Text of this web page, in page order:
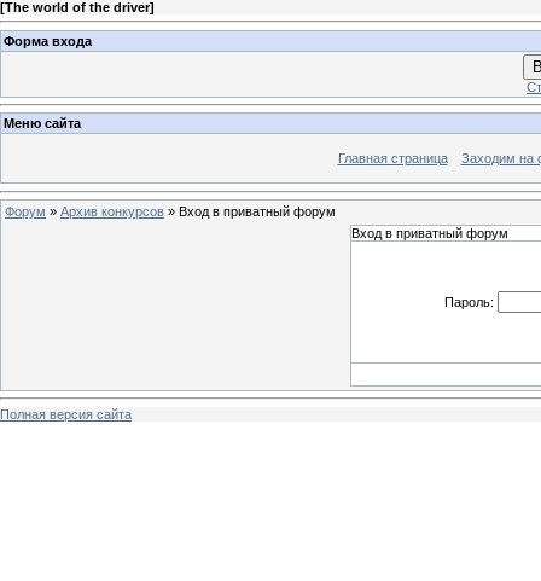
[The world of the driver]
Форма входа
Меню сайта
Главная страница Заходим на
Форум » Архив конкурсов » Вход в приватный форум
Вход в приватный форум
Пароль:
Полная версия сайта